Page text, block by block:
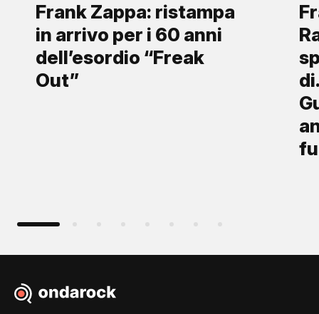
Frank Zappa: ristampa
in arrivo per i 60 anni
dell’esordio “Freak
Out”